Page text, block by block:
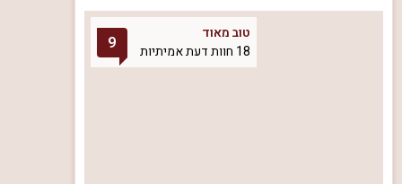
טוב מאוד
18 חוות דעת אמיתיות
9